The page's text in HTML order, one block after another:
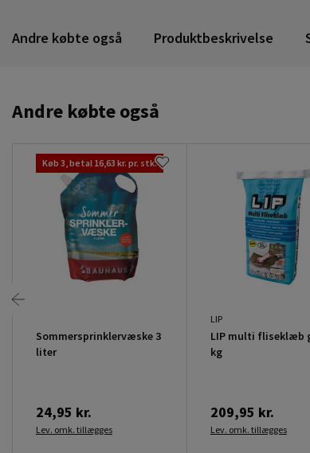
Andre købte også Produktbeskrivelse
Andre købte også
Køb 3, betal 16,63 kr. pr. stk.
Sommersprinklervæske 3
liter
24,95 kr.
Lev. omk. tillægges
LIP
LIP multi fliseklæb
kg
209,95 kr.
Lev. omk. tillægges